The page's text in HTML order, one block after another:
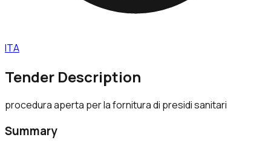
ITA
Tender Description
procedura aperta per la fornitura di presidi sanitari
Summary